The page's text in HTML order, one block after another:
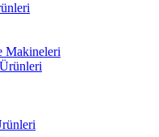
Makineleri